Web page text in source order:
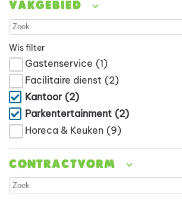
Vakgebied
Wis filter
Gastenservice (1)
Facilitaire dienst (2)
Kantoor (2)
Parkentertainment (2)
Horeca & Keuken (9)
Contractvorm